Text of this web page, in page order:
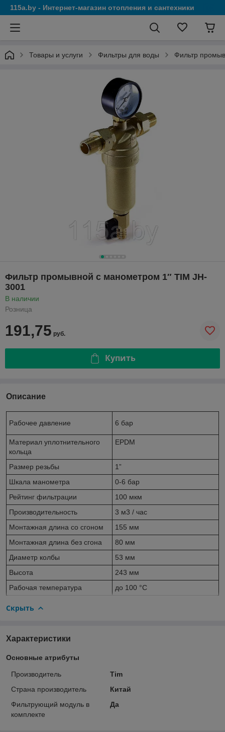
115a.by - Интернет-магазин отопления и сантехники
Товары и услуги Фильтры для воды Фильтр
Фильтр промывной с манометром 1″ TIM JH-
3001
В наличии
Розница
191,75 руб.
Купить
Описание
Рабочее давление 6 бар
Материал уплотнительного
кольца
EPDM
Размер резьбы
1”
Шкала манометра
0-6 бар
Рейтинг фильтрации
100 мкм
Производительность
3 м3 / час
Монтажная длина со сгоном
155 мм
Монтажная длина без сгона
80 мм
Диаметр колбы
53 мм
Высота
243 мм
Рабочая температура
до 100 °C
Скрыть
Характеристики
Основные атрибуты
Производитель
Tim
Страна производитель
Китай
Фильтрующий модуль в
комплекте
Да